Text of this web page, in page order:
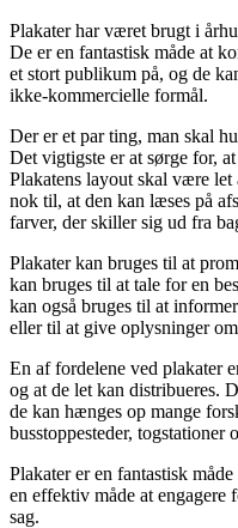
Plakater har været brugt i
De er en fantastisk måde at
et stort publikum på, og de
ikke-kommercielle formål.
Der er et par ting, man skal
Det vigtigste er at sørge for,
Plakatens layout skal være
nok til, at den kan læses på
farver, der skiller sig ud fra
Plakater kan bruges til at
kan bruges til at tale for en
kan også bruges til at
eller til at give oplysninger
En af fordelene ved plakater
og at de let kan distribueres.
de kan hænges op mange
busstoppesteder, togstationer
Plakater er en fantastisk
en effektiv måde at engagere
sag.